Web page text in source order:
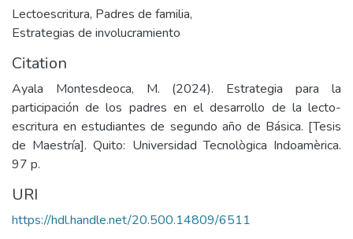
Lectoescritura, Padres de familia,
Estrategias de involucramiento
Citation
Ayala Montesdeoca, M. (2024). Estrategia para la
participación de los padres en el desarrollo de la lecto-
escritura en estudiantes de segundo año de Básica. [Tesis
de Maestría]. Quito: Universidad Tecnològica Indoamèrica.
97 p.
URI
https://hdl.handle.net/20.500.14809/6511